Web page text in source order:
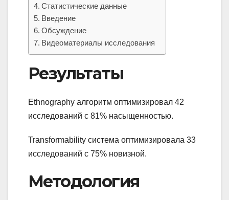
Статистические данные
Введение
Обсуждение
Видеоматериалы исследования
Результаты
Ethnography алгоритм оптимизировал 42
исследований с 81% насыщенностью.
Transformability система оптимизировала 33
исследований с 75% новизной.
Методология